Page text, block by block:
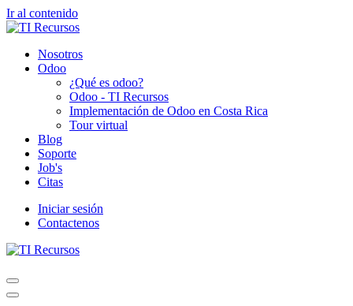
Ir al contenido
Nosotros
Odoo
¿Qué es odoo?
Odoo - TI Recursos
Implementación de Odoo en Costa Rica
Tour virtual
Blog
Soporte
Job's
Citas
Iniciar sesión
Contactenos